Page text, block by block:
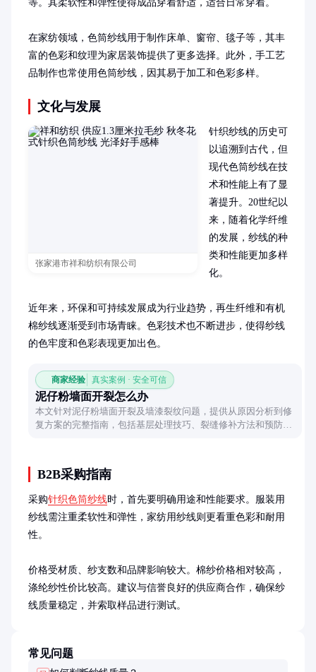
等。其柔软性和弹性使得成品穿着舒适，适合日常穿着。
在家纺领域，色筒纱线用于制作床单、窗帘、毯子等，其丰
富的色彩和纹理为家居装饰提供了更多选择。此外，手工艺
品制作也常使用色筒纱线，因其易于加工和色彩多样。
文化与发展
张家港市祥和纺织有限公司
针织纱线的历史可
以追溯到古代，但
现代色筒纱线在技
术和性能上有了显
著提升。20世纪以
来，随着化学纤维
的发展，纱线的种
类和性能更加多样
化。
近年来，环保和可持续发展成为行业趋势，再生纤维和有机
棉纱线逐渐受到市场青睐。色彩技术也不断进步，使得纱线
的色牢度和色彩表现更加出色。
商家经验 真实案例 · 安全可信
泥仔粉墙面开裂怎么办
本文针对泥仔粉墙面开裂及墙漆裂纹问题，提供从原因分析到修
复方案的完整指南，包括基层处理技巧、裂缝修补方法和预防措
B2B采购指南
采购针织色筒纱线时，首先要明确用途和性能要求。服装用
纱线需注重柔软性和弹性，家纺用纱线则更看重色彩和耐用
性。
价格受材质、纱支数和品牌影响较大。棉纱价格相对较高，
涤纶纱性价比较高。建议与信誉良好的供应商合作，确保纱
线质量稳定，并索取样品进行测试。
常见问题